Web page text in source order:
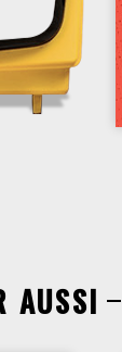
AUSSI